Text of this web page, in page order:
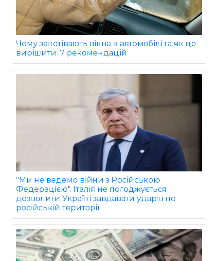
Чому запотівають вікна в автомобілі та як це
вирішити: 7 рекомендацій
"Ми не ведемо війни з Російською
Федерацією". Італія не погоджується
дозволити Україні завдавати ударів по
російській території.